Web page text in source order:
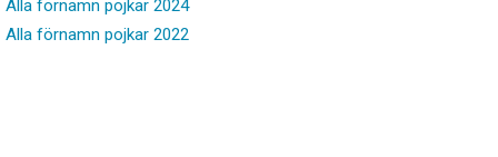
Alla förnamn pojkar 2024
Alla förnamn pojkar 2022